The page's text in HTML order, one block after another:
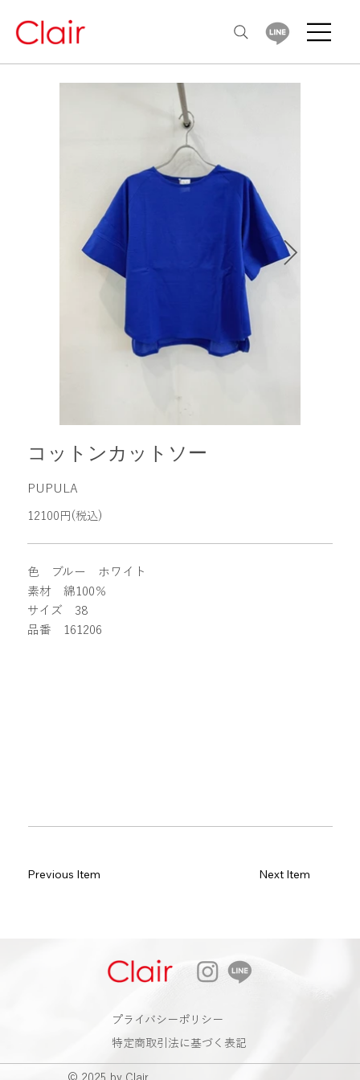
コットンカットソー
PUPULA
12100円(税込)
色 ブルー ホワイト
素材 綿100％
サイズ 38
品番 161206
Previous Item Next Item
© 2025 by Clair
​プライバシーポリシー
特定商取引法に基づく表記